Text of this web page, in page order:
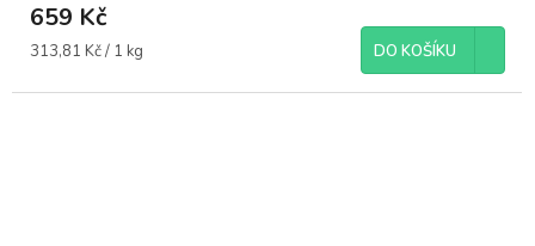
659 Kč
Měrná
313,81 Kč / 1 kg DO KOŠÍKU